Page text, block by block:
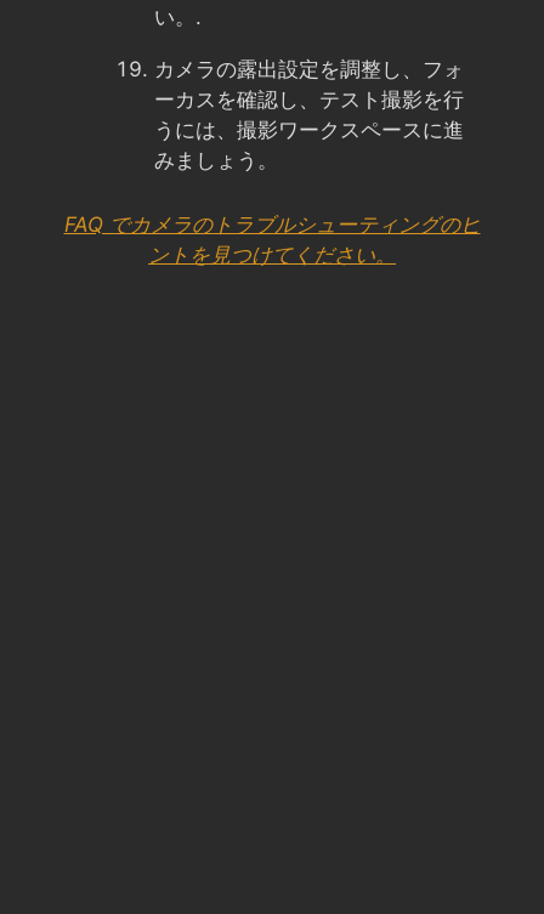
い。.
カメラの露出設定を調整し、フォ
ーカスを確認し、テスト撮影を行
うには、撮影ワークスペースに進
みましょう。
FAQ でカメラのトラブルシューティングのヒ
ントを見つけてください。